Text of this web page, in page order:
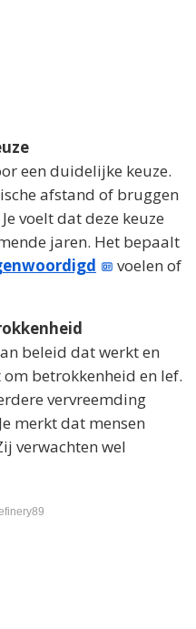
een duidelijke keuze.
afstand of bruggen
voelt dat deze keuze
jaren. Het bepaalt
voelen of
beleid dat werkt en
betrokkenheid en lef.
vervreemding
merkt dat mensen
verwachten wel